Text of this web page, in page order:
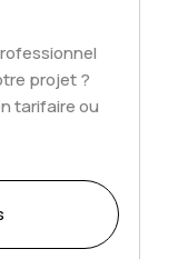
projet ?
tarifaire ou